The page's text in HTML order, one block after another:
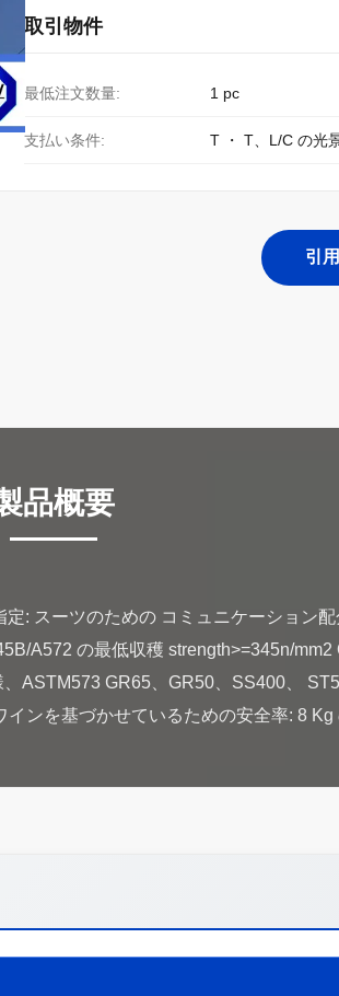
取引物件
最低注文数量: 1 pc
支払い条件: T ・ T、L/C の光
引
品概要
: スーツのための コミュニケーション配
A572 の最低収穫 strength>=345n/
ASTM573 GR65、GR50、SS400、